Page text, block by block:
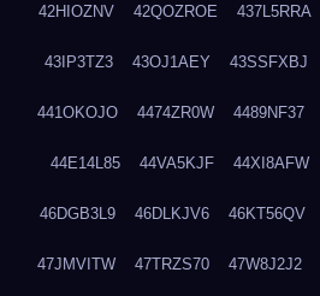
42HIOZNV 42QOZROE 437L5RRA
43IP3TZ3 43OJ1AEY 43SSFXBJ
441OKOJO 4474ZR0W 4489NF37
44E14L85 44VA5KJF 44XI8AFW
46DGB3L9 46DLKJV6 46KT56QV
47JMVITW 47TRZS70 47W8J2J2